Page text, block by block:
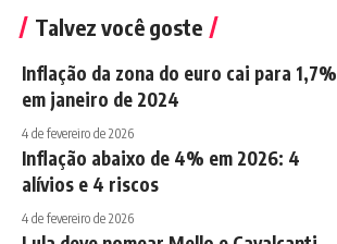
Talvez você goste
Inflação da zona do euro cai para 1,7%
em janeiro de 2024
4 de fevereiro de 2026
Inflação abaixo de 4% em 2026: 4
alívios e 4 riscos
4 de fevereiro de 2026